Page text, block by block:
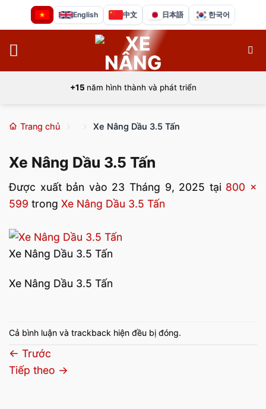
dung
English 中文 日本語 한국어
+15 năm hình thành và phát triển
Trang chủ Xe Nâng Dầu 3.5 Tấn
Xe Nâng Dầu 3.5 Tấn
Được xuất bản vào 23 Tháng 9, 2025 tại 800 ×
599 trong Xe Nâng Dầu 3.5 Tấn
Xe Nâng Dầu 3.5 Tấn
Xe Nâng Dầu 3.5 Tấn
Cả bình luận và trackback hiện đều bị đóng.
← Trước
Tiếp theo →